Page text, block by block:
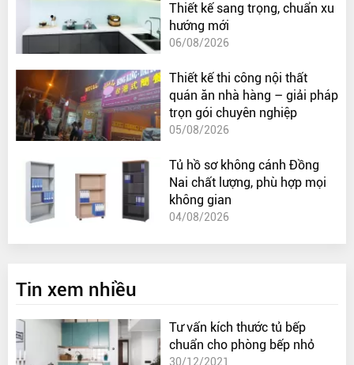
Thiết kế sang trọng, chuẩn xu
hướng mới
06/08/2026
Thiết kế thi công nội thất
quán ăn nhà hàng – giải pháp
trọn gói chuyên nghiệp
05/08/2026
Tủ hồ sơ không cánh Đồng
Nai chất lượng, phù hợp mọi
không gian
04/08/2026
Tin xem nhiều
Tư vấn kích thước tủ bếp
chuẩn cho phòng bếp nhỏ
30/12/2021